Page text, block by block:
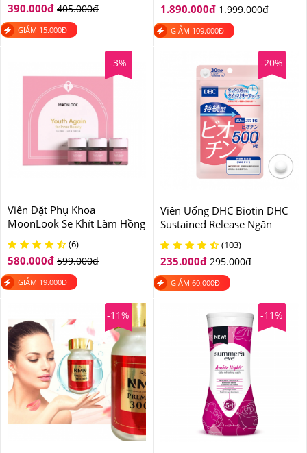
390.000đ 405.000đ
GIẢM 15.000Đ
1.890.000đ 1.999.000đ
GIẢM 109.000Đ
-3%
Viên Đặt Phụ Khoa
MoonLook Se Khít Làm Hồng
Vùng Kín Hàn Quốc
(6)
580.000đ 599.000đ
GIẢM 19.000Đ
-20%
Viên Uống DHC Biotin DHC
Sustained Release Ngăn
Ngừa Rụng Tóc(103)
235.000đ 295.000đ
GIẢM 60.000Đ
-11% -11%